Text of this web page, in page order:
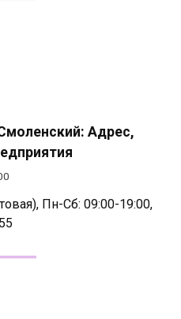
Адрес,
Пн-Сб: 09:00-19:00,